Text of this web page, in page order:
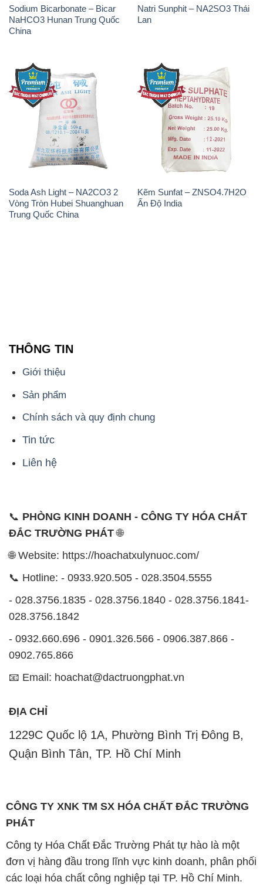
Sodium Bicarbonate – Bicar
NaHCO3 Hunan Trung Quốc
China
Natri Sunphit – NA2SO3 Thái
Lan
Soda Ash Light – NA2CO3 2
Vòng Tròn Hubei Shuanghuan
Trung Quốc China
Kẽm Sunfat – ZNSO4.7H2O
Ấn Độ India
THÔNG TIN
Giới thiệu
Sản phẩm
Chính sách và quy định chung
Tin tức
Liên hệ
📞 PHÒNG KINH DOANH - CÔNG TY HÓA CHẤT
ĐẮC TRƯỜNG PHÁT🌐
🌐 Website: https://hoachatxulynuoc.com/
📞 Hotline: - 0933.920.505 - 028.3504.5555
- 028.3756.1835 - 028.3756.1840 - 028.3756.1841-
028.3756.1842
- 0932.660.696 - 0901.326.566 - 0906.387.866 -
0902.765.866
📧 Email: hoachat@dactruongphat.vn
ĐỊA CHỈ
1229C Quốc lộ 1A, Phường Bình Trị Đông B,
Quận Bình Tân, TP. Hồ Chí Minh
CÔNG TY XNK TM SX HÓA CHẤT ĐẮC TRƯỜNG
PHÁT
Công ty Hóa Chất Đắc Trường Phát tự hào là một
đơn vị hàng đầu trong lĩnh vực kinh doanh, phân phối
các loại hóa chất công nghiệp tại TP. Hồ Chí Minh.